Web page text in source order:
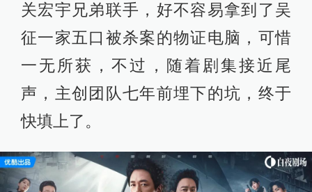
关宏宇兄弟联手，好不容易拿到了吴
征一家五口被杀案的物证电脑，可惜
一无所获，不过，随着剧集接近尾
声，主创团队七年前埋下的坑，终于
快填上了。